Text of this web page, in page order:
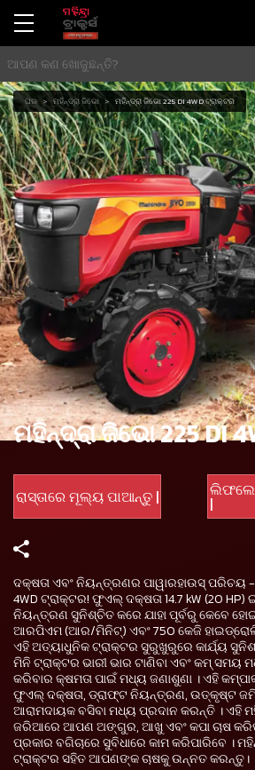
ଘର ମହିନ୍ଦ୍ରା ଜିଭୋ ମହିନ୍ଦ୍ରା ଜିଭୋ 225 DI 4WD ଟ୍ରାକ୍ଟର
ମହିନ୍ଦ୍ରା ଜିଭୋ 225 DI
ରାସ୍ତାରେ ମୂଲ୍ୟ ପାଆନ୍ତୁ | |
ଦକ୍ଷତା ଏବଂ ନିୟନ୍ତ୍ରଣର ପାୱାରହାଉସ୍ ପରିଚୟ -
4WD ଟ୍ରାକ୍ଟର! ଫୁଏଲ୍ ଦକ୍ଷତା 14.7 kW (20
ନିୟନ୍ତ୍ରଣ ସୁନିଶ୍ଚିତ କରେ ଯାହା ପୂର୍ବରୁ କେବେ
ଆରପିଏମ (ଆର/ମିନିଟ୍) ଏବଂ 750 କେଜି
ଏହି ଅତ୍ୟାଧୁନିକ ଟ୍ରାକ୍ଟର ସୁରୁଖୁରୁରେ କାର୍ଯ୍ୟ
ମିନି ଟ୍ରାକ୍ଟର ଭାରୀ ଭାର ଟାଣିବା ଏବଂ କମ୍ ସମୟ
କରିବାର କ୍ଷମତା ପାଇଁ ମଧ୍ୟ ଜଣାଶୁଣା । ଏହି
ଫୁଏଲ୍ ଦକ୍ଷତା, ଡ୍ରାଫ୍ଟ ନିୟନ୍ତ୍ରଣ, ଉତ୍କୃଷ୍ଟ
ଆରାମଦାୟକ ବସିବା ମଧ୍ୟ ପ୍ରଦାନ କରନ୍ତି । ଏହି
ଜରିଆରେ ଆପଣ ଅଙ୍ଗୁର, ଆଖୁ ଏବଂ କପା ଚାଷ
ପ୍ରକାର ବଗିଚାରେ ସୁବିଧାରେ କାମ କରିପାରିବେ ।
ଟ୍ରାକ୍ଟର ସହିତ ଆପଣଙ୍କ ଚାଷକୁ ଉନ୍ନତ କରନ୍ତୁ।